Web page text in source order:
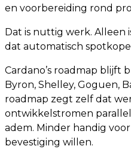
en voorbereiding rond
Dat is nuttig werk. Alleen
dat automatisch
Cardano’s roadmap blijft
Byron, Shelley, Goguen,
roadmap zegt zelf dat
ontwikkelstromen
adem. Minder handig
bevestiging willen.